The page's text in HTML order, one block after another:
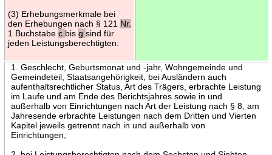
(3) Erhebungsmerkmale bei
den Erhebungen nach § 121 Nr.
1 Buchstabe c bis g sind für
jeden Leistungsberechtigten:
1. Geschlecht, Geburtsmonat und -jahr, Wohngemeinde und
Gemeindeteil, Staatsangehörigkeit, bei Ausländern auch
aufenthaltsrechtlicher Status, Art des Trägers, erbrachte Leistung
im Laufe und am Ende des Berichtsjahres sowie in und
außerhalb von Einrichtungen nach Art der Leistung nach § 8, am
Jahresende erbrachte Leistungen nach dem Dritten und Vierten
Kapitel jeweils getrennt nach in und außerhalb von
Einrichtungen,